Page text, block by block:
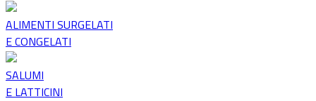
ALIMENTI SURGELATI
E CONGELATI
SALUMI
E LATTICINI